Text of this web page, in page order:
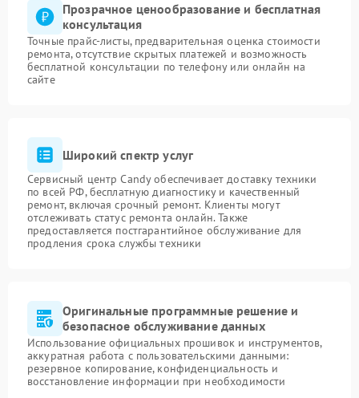
Прозрачное ценообразование и бесплатная
консультация
Точные прайс-листы, предварительная оценка стоимости
ремонта, отсутствие скрытых платежей и возможность
бесплатной консультации по телефону или онлайн на
сайте
Широкий спектр услуг
Сервисный центр Candy обеспечивает доставку техники
по всей РФ, бесплатную диагностику и качественный
ремонт, включая срочный ремонт. Клиенты могут
отслеживать статус ремонта онлайн. Также
предоставляется постгарантийное обслуживание для
продления срока службы техники
Оригинальные программные решение и
безопасное обслуживание данных
Использование официальных прошивок и инструментов,
аккуратная работа с пользовательскими данными:
резервное копирование, конфиденциальность и
восстановление информации при необходимости